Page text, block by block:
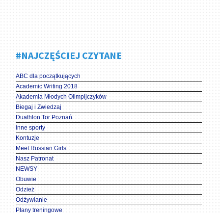
#NAJCZĘŚCIEJ CZYTANE
ABC dla początkujących
Academic Writing 2018
Akademia Młodych Olimpijczyków
Biegaj i Zwiedzaj
Duathlon Tor Poznań
inne sporty
Kontuzje
Meet Russian Girls
Nasz Patronat
NEWSY
Obuwie
Odzież
Odżywianie
Plany treningowe